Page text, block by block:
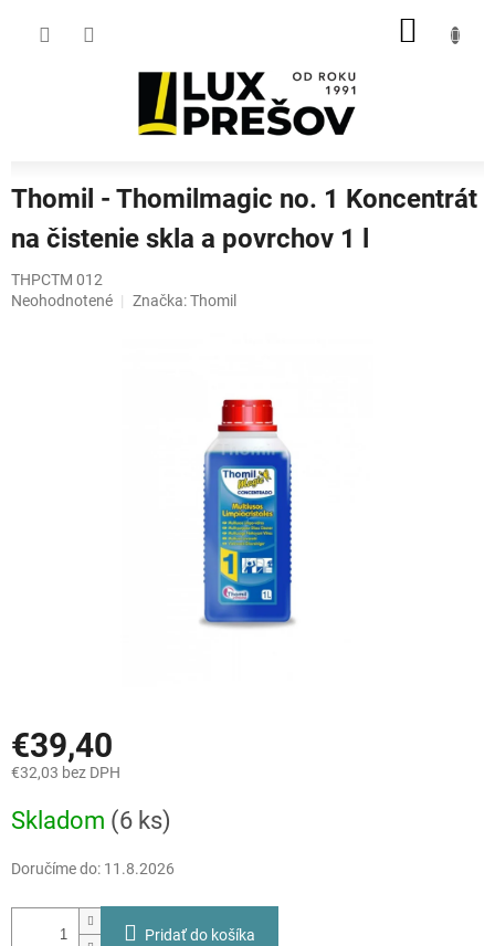
Thomil - Thomilmagic no. 1 Koncentrát
na čistenie skla a povrchov 1 l
THPCTM 012
Priemerné
Neohodnotené Značka:Thomil
€39,40
€32,03 bez DPH
cena:
Skladom (6 ks)
Doručíme do: 11.8.2026
Pridať do košíka